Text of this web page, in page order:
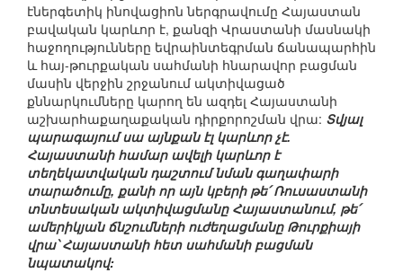
էներգետիկ ինովացիոն ներգրավումը Հայաստան
բավական կարևոր է, քանզի Վրաստանի մասնակի
հաջողությունները եվրաինտեգրման ճանապարհին
և հայ-թուրքական սահմանի հնարավոր բացման
մասին վերջին շրջանում ակտիվացած
քննարկումները կարող են ազդել Հայաստանի
աշխարհաքաղաքական դիրքորոշման վրա: Տվյալ
պարագայում սա այնքան էլ կարևոր չէ.
Հայաստանի համար ավելի կարևոր է
տեղեկատվական դաշտում նման գաղափարի
տարածումը, քանի որ այն կբերի թե՛ Ռուսաստանի
տնտեսական ակտիվացմանը Հայաստանում, թե՛
ամերիկյան ճնշումների ուժեղացմանը Թուրքիայի
վրա՝ Հայաստանի հետ սահմանի բացման
նպատակով: